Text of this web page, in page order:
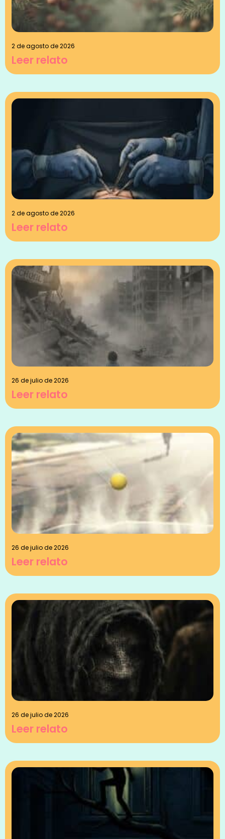
2 de agosto de 2026
Leer relato
2 de agosto de 2026
Leer relato
26 de julio de 2026
Leer relato
26 de julio de 2026
Leer relato
26 de julio de 2026
Leer relato